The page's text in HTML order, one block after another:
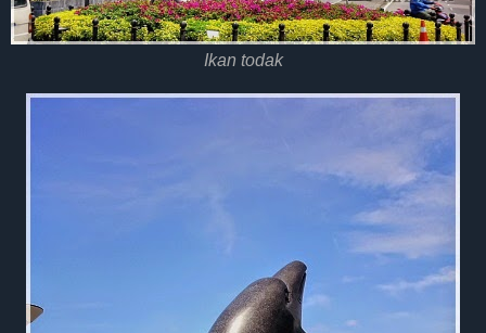
Ikan todak